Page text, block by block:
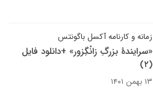
زمانه و کارنامه آکسل باگونتس
«سرایندهٔ بزرگِ زانْگِزور» +دانلود فایل
(۲)
۱۳ بهمن ۱۴۰۱